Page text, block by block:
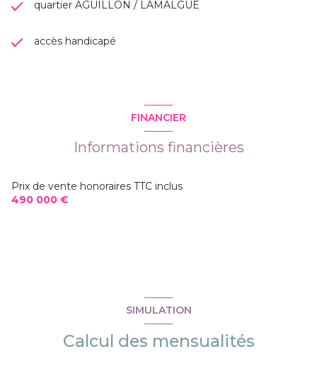
quartier AGUILLON / LAMALGUE
accès handicapé
FINANCIER
Informations financières
Prix de vente honoraires TTC inclus
490 000 €
SIMULATION
Calcul des mensualités